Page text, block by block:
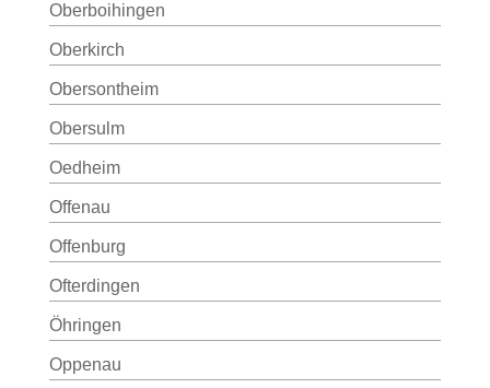
Oberboihingen
Oberkirch
Obersontheim
Obersulm
Oedheim
Offenau
Offenburg
Ofterdingen
Öhringen
Oppenau